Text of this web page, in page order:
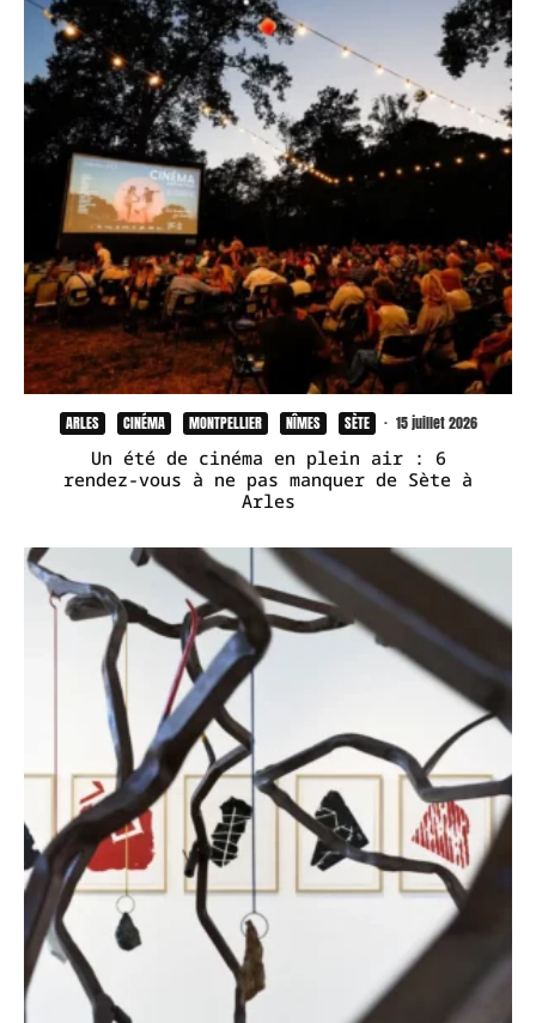
ARLES CINÉMA MONTPELLIER NÎMES SÈTE · 15 juillet 2026
Un été de cinéma en plein air : 6
rendez-vous à ne pas manquer de Sète à
Arles